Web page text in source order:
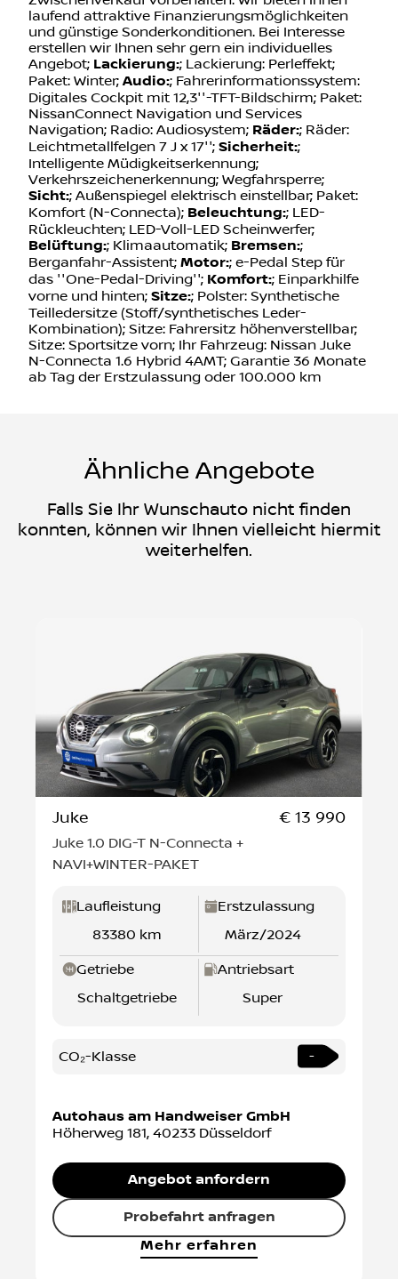
laufend attraktive Finanzierungsmöglichkeiten
und günstige Sonderkonditionen. Bei Interesse
erstellen wir Ihnen sehr gern ein individuelles
Angebot; Lackierung:; Lackierung: Perleffekt;
Paket: Winter; Audio:; Fahrerinformationssystem:
Digitales Cockpit mit 12,3''-TFT-Bildschirm; Paket:
NissanConnect Navigation und Services
Navigation; Radio: Audiosystem; Räder:; Räder:
Leichtmetallfelgen 7 J x 17''; Sicherheit:;
Intelligente Müdigkeitserkennung;
Verkehrszeichenerkennung; Wegfahrsperre;
Sicht:; Außenspiegel elektrisch einstellbar; Paket:
Komfort (N-Connecta); Beleuchtung:; LED-
Rückleuchten; LED-Voll-LED Scheinwerfer;
Belüftung:; Klimaautomatik; Bremsen:;
Berganfahr-Assistent; Motor:; e-Pedal Step für
das ''One-Pedal-Driving''; Komfort:; Einparkhilfe
vorne und hinten; Sitze:; Polster: Synthetische
Teilledersitze (Stoff/synthetisches Leder-
Kombination); Sitze: Fahrersitz höhenverstellbar;
Sitze: Sportsitze vorn; Ihr Fahrzeug: Nissan Juke
N-Connecta 1.6 Hybrid 4AMT; Garantie 36 Monate
ab Tag der Erstzulassung oder 100.000 km
Ähnliche Angebote
Falls Sie Ihr Wunschauto nicht finden
konnten, können wir Ihnen vielleicht hiermit
weiterhelfen.
Juke € 13 990
Juke 1.0 DIG-T N-Connecta +
NAVI+WINTER-PAKET
Laufleistung
83380 km
Erstzulassung
März/2024
Getriebe
Schaltgetriebe
Antriebsart
Super
CO₂-Klasse -
Autohaus am Handweiser GmbH
Höherweg 181,40233 Düsseldorf
Angebot anfordern
Probefahrt anfragen
Mehr erfahren